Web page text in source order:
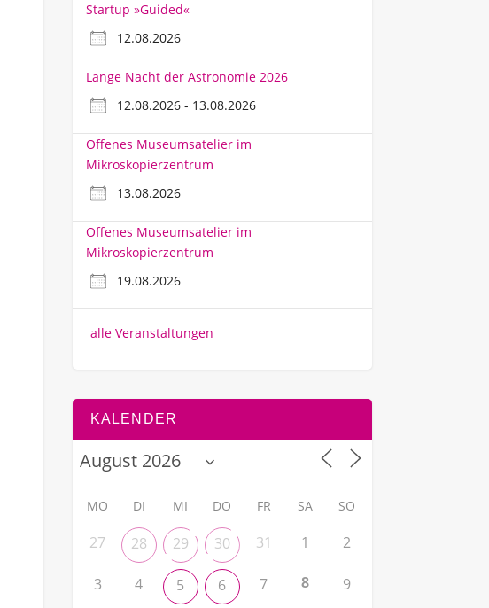
Startup »Guided«
12.08.2026
Lange Nacht der Astronomie 2026
12.08.2026 - 13.08.2026
Offenes Museumsatelier im
Mikroskopierzentrum
13.08.2026
Offenes Museumsatelier im
Mikroskopierzentrum
19.08.2026
alle Veranstaltungen
KALENDER
MO DI MI DO FR SA SO
27 28 29 30 31 1 2
3 4 5 6 7 8 9